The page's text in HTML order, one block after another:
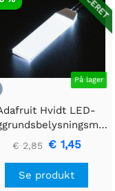
På lager
Hvidt LED-
Lille 12mm x 40mm
€ 2,85 € 1,45
Se produkt